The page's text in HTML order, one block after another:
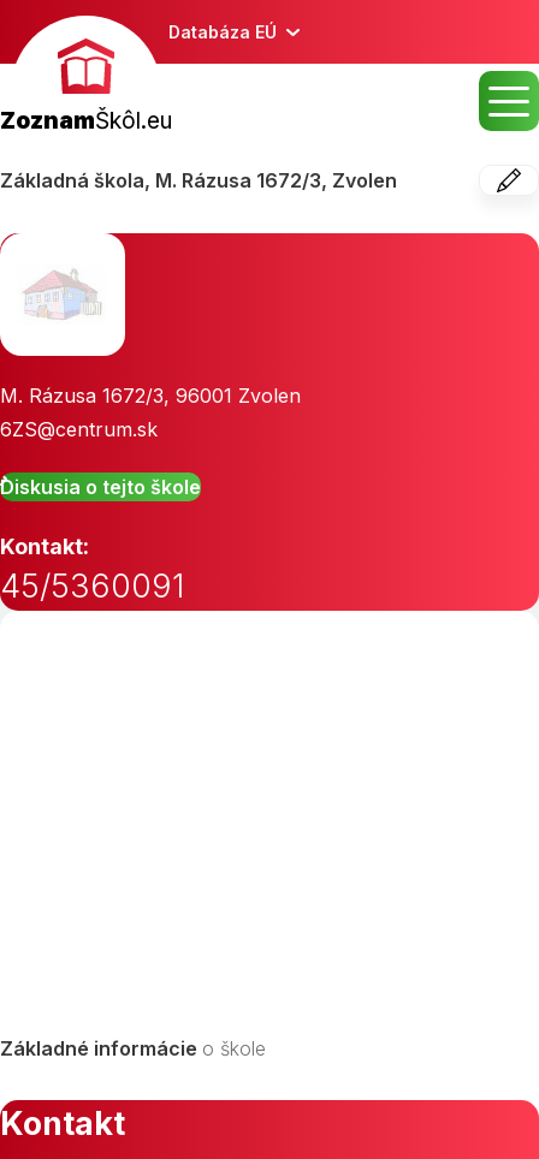
Databáza EÚ
ZoznamŠkôl.eu
Základná škola, M. Rázusa 1672/3, Zvolen
M. Rázusa 1672/3, 96001 Zvolen
6ZS@centrum.sk
Diskusia o tejto škole
Kontakt:
45/5360091
Základné informácie o škole
Kontakt